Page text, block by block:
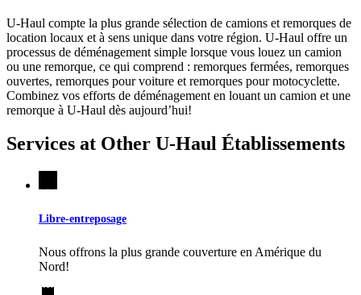
U-Haul compte la plus grande sélection de camions et remorques de
location locaux et à sens unique dans votre région. U-Haul offre un
processus de déménagement simple lorsque vous louez un camion
ou une remorque, ce qui comprend : remorques fermées, remorques
ouvertes, remorques pour voiture et remorques pour motocyclette.
Combinez vos efforts de déménagement en louant un camion et une
remorque à U-Haul dès aujourd’hui!
Services at Other U-Haul Établissements
Libre-entreposage
Nous offrons la plus grande couverture en Amérique du
Nord!